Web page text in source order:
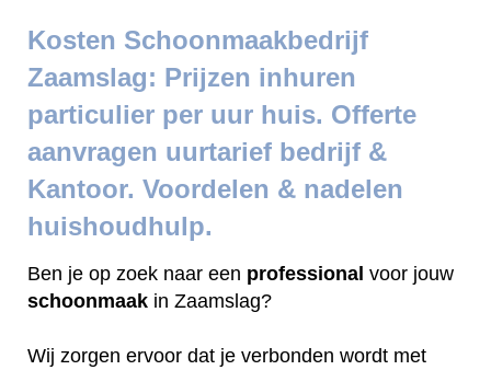
Kosten Schoonmaakbedrijf
Zaamslag: Prijzen inhuren
particulier per uur huis. Offerte
aanvragen uurtarief bedrijf &
Kantoor. Voordelen & nadelen
huishoudhulp.
Ben je op zoek naar een professional voor jouw
schoonmaak in Zaamslag?
Wij zorgen ervoor dat je verbonden wordt met